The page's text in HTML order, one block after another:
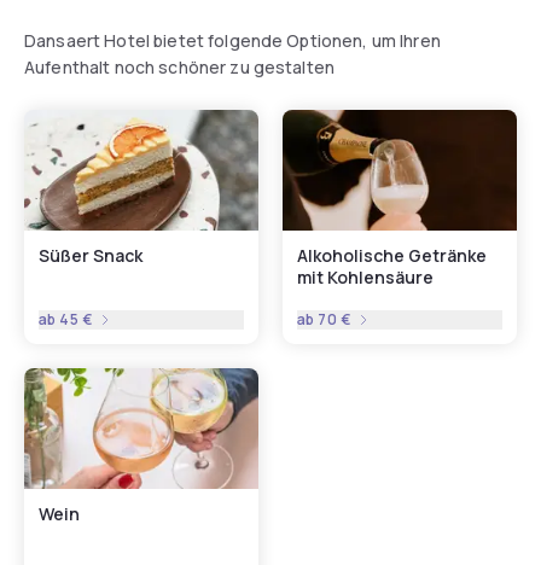
Dansaert Hotel bietet folgende Optionen, um Ihren
Aufenthalt noch schöner zu gestalten
Süßer Snack
ab 45 €
Alkoholische Getränke
mit Kohlensäure
ab 70 €
Wein